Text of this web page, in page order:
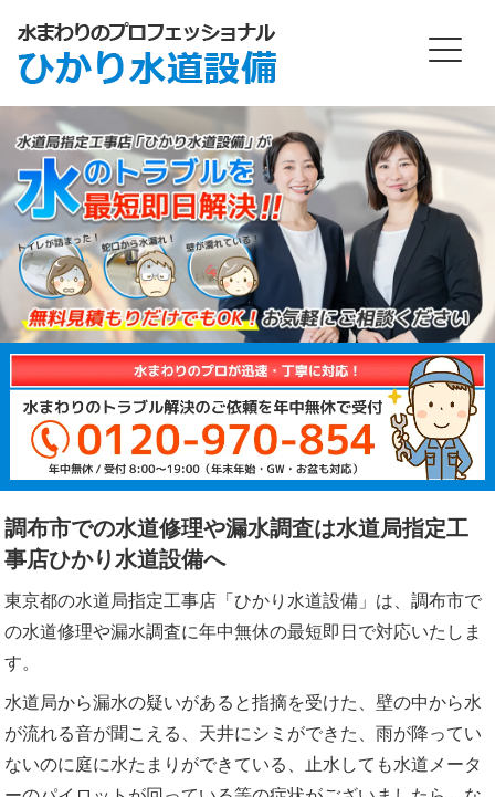
調布市での水道修理や漏水調査は水道局指定工
事店ひかり水道設備へ
東京都の水道局指定工事店「ひかり水道設備」は、調布市で
の水道修理や漏水調査に年中無休の最短即日で対応いたしま
す。
水道局から漏水の疑いがあると指摘を受けた、壁の中から水
が流れる音が聞こえる、天井にシミができた、雨が降ってい
ないのに庭に水たまりができている、止水しても水道メータ